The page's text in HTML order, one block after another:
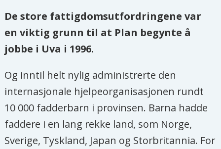
De store fattigdomsutfordringene var
en viktig grunn til at Plan begynte å
jobbe i Uva i 1996.
Og inntil helt nylig administrerte den
internasjonale hjelpeorganisasjonen rundt
10 000 fadderbarn i provinsen. Barna hadde
faddere i en lang rekke land, som Norge,
Sverige, Tyskland, Japan og Storbritannia. For